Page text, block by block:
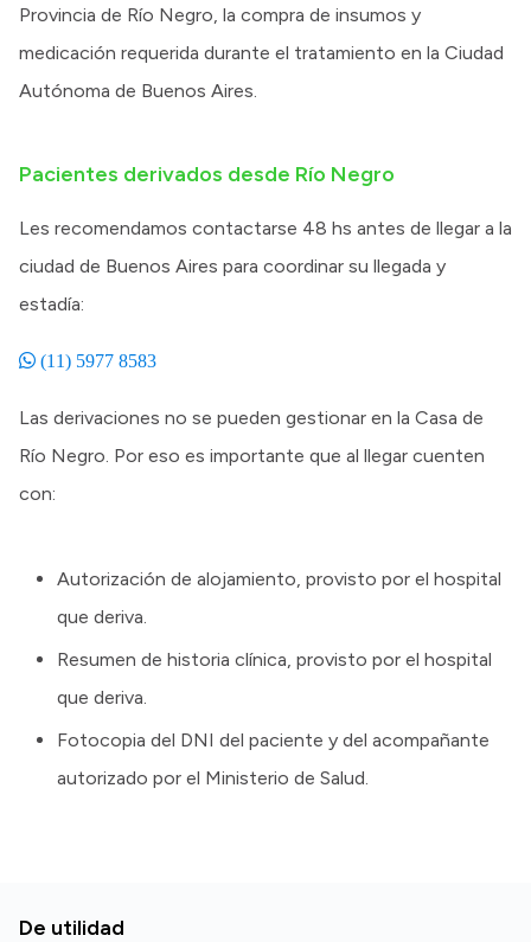
Provincia de Río Negro, la compra de insumos y
medicación requerida durante el tratamiento en la Ciudad
Autónoma de Buenos Aires.
Pacientes derivados desde Río Negro
Les recomendamos contactarse 48 hs antes de llegar a la
ciudad de Buenos Aires para coordinar su llegada y
estadía:
(11) 5977 8583
Las derivaciones no se pueden gestionar en la Casa de
Río Negro. Por eso es importante que al llegar cuenten
con:
Autorización de alojamiento, provisto por el hospital
que deriva.
Resumen de historia clínica, provisto por el hospital
que deriva.
Fotocopia del DNI del paciente y del acompañante
autorizado por el Ministerio de Salud.
De utilidad